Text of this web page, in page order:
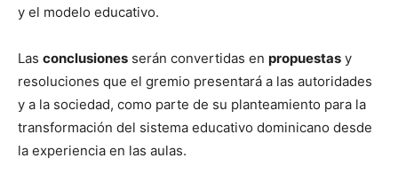
y el modelo educativo.
Las conclusiones serán convertidas en propuestas y
resoluciones que el gremio presentará a las autoridades
y a la sociedad, como parte de su planteamiento para la
transformación del sistema educativo dominicano desde
la experiencia en las aulas.